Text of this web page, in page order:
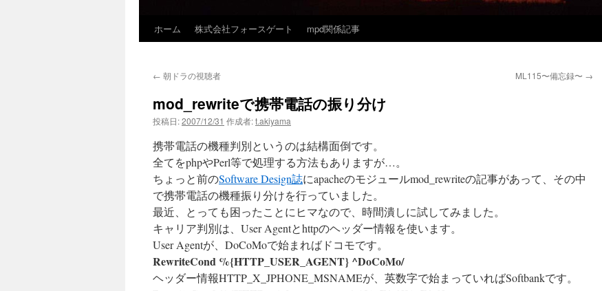
ホーム 株式会社フォースゲート mpd関係記事
← 朝ドラの視聴者 ML115〜備忘録〜 →
mod_rewriteで携帯電話の振り分け
投稿日:2007/12/31 作成者:t.akiyama
携帯電話の機種判別というのは結構面倒です。
全てをphpやPerl等で処理する方法もありますが…。
ちょっと前のSoftware Design誌にapacheのモジュールmod_rewriteの記事があって、その中
で携帯電話の機種振り分けを行っていました。
最近、とっても困ったことにヒマなので、時間潰しに試してみました。
キャリア判別は、User Agentとhttpのヘッダー情報を使います。
User Agentが、DoCoMoで始まればドコモです。
RewriteCond %{HTTP_USER_AGENT} ^DoCoMo/
ヘッダー情報HTTP_X_JPHONE_MSNAMEが、英数字で始まっていればSoftbankです。